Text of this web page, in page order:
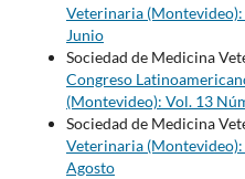
Veterinaria
Junio
Sociedad de Medicina
Congreso
(Montevideo): Vol. 13
Sociedad de Medicina
Veterinaria
Agosto